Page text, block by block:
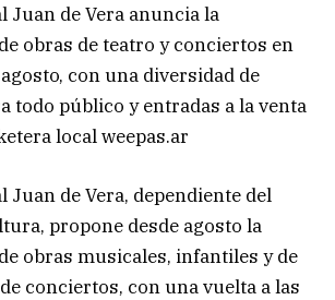
Juan de Vera anuncia la
obras de teatro y conciertos en
con una diversidad de
todo público y entradas a la venta
local weepas.ar
Juan de Vera, dependiente del
propone desde agosto la
obras musicales, infantiles y de
conciertos, con una vuelta a las